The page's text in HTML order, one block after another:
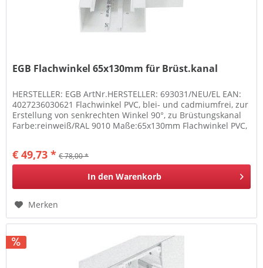
EGB Flachwinkel 65x130mm für Brüst.kanal
HERSTELLER: EGB ArtNr.HERSTELLER: 693031/NEU/EL EAN:
4027236030621 Flachwinkel PVC, blei- und cadmiumfrei, zur
Erstellung von senkrechten Winkel 90°, zu Brüstungskanal
Farbe:reinweiß/RAL 9010 Maße:65x130mm Flachwinkel PVC,
€ 49,73 * € 78,00 *
In den Warenkorb
Merken